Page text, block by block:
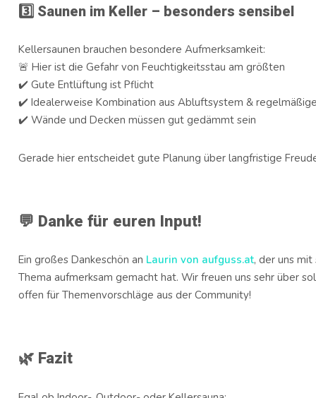
3️⃣ Saunen im Keller – besonders sensibel
Kellersaunen brauchen besondere Aufmerksamkeit:
🚨 Hier ist die Gefahr von Feuchtigkeitsstau am größten
✔️ Gute Entlüftung ist Pflicht
✔️ Idealerweise Kombination aus Abluftsystem &
✔️ Wände und Decken müssen gut gedämmt sein
Gerade hier entscheidet gute Planung über langfristige
💬 Danke für euren Input!
Ein großes Dankeschön an Laurin von aufguss.at, der uns
Thema aufmerksam gemacht hat. Wir freuen uns sehr über
offen für Themenvorschläge aus der Community!
🌿 Fazit